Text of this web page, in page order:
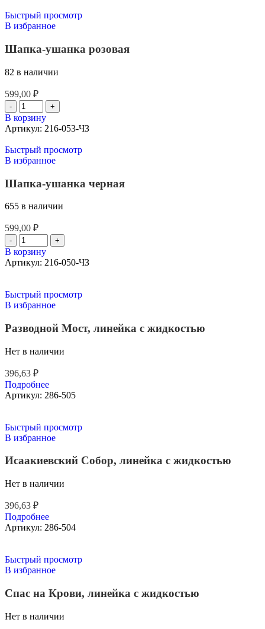
Быстрый просмотр
В избранное
Шапка-ушанка розовая
82 в наличии
599,00 ₽
В корзину
Артикул: 216-053-ЧЗ
Быстрый просмотр
В избранное
Шапка-ушанка черная
655 в наличии
599,00 ₽
В корзину
Артикул: 216-050-ЧЗ
Быстрый просмотр
В избранное
Разводной Мост, линейка с жидкостью
Нет в наличии
396,63 ₽
Подробнее
Артикул: 286-505
Быстрый просмотр
В избранное
Исаакиевский Собор, линейка с жидкостью
Нет в наличии
396,63 ₽
Подробнее
Артикул: 286-504
Быстрый просмотр
В избранное
Спас на Крови, линейка с жидкостью
Нет в наличии